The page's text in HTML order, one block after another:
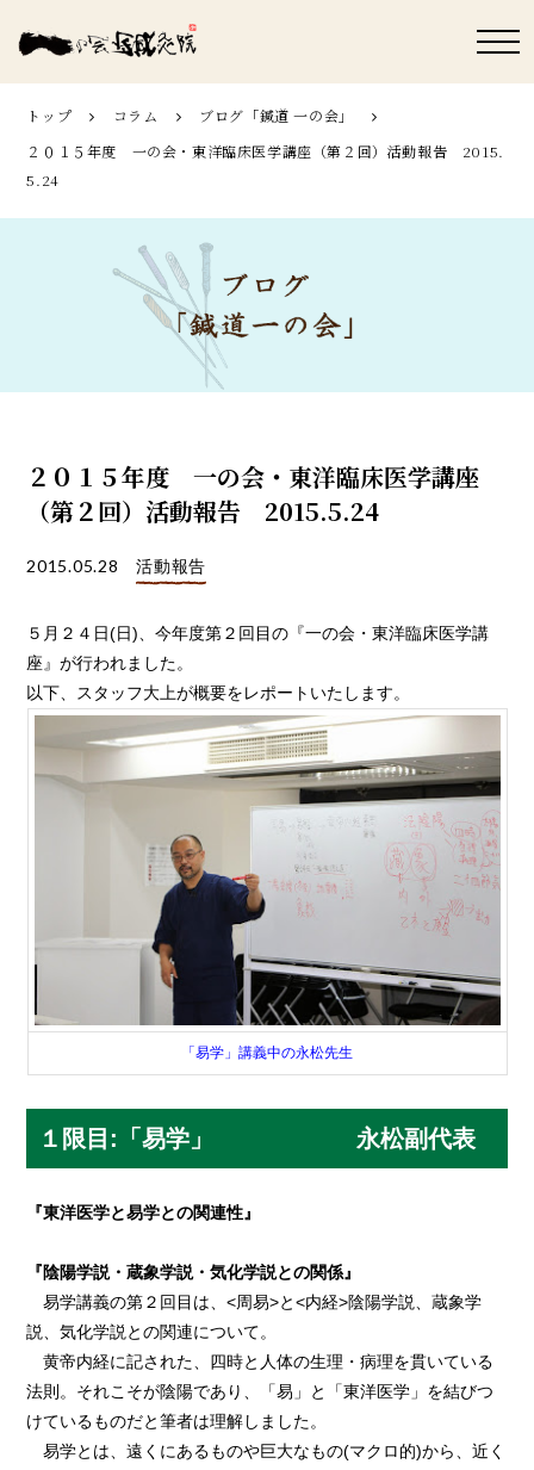
トップ コラム
ブログ「鍼道 ⼀の会」
２０１５年度 一の会・東洋臨床医学講座（第２回）活動報告 2015.
5.24
２０１５年度 一の会・東洋臨床医学講座
（第２回）活動報告 2015.5.24
2015.05.28 活動報告
５月２４日(日)、今年度第２回目の『一の会・東洋臨床医学講
座』が行われました。
以下、スタッフ大上が概要をレポートいたします。
「易学」講義中の永松先生
１限目:「易学」 永松副代表
『東洋医学と易学との関連性』
『陰陽学説・蔵象学説・気化学説との関係』
易学講義の第２回目は、<周易>と<内経>陰陽学説、蔵象学
説、気化学説との関連について。
黄帝内経に記された、四時と人体の生理・病理を貫いている
法則。それこそが陰陽であり、「易」と「東洋医学」を結びつ
けているものだと筆者は理解しました。
易学とは、遠くにあるものや巨大なもの(マクロ的)から、近く